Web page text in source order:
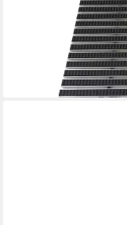
Fußmatte
Bürsten Grau,
für Innen- und
ab 349,90 €
lieferbar - in 2-3